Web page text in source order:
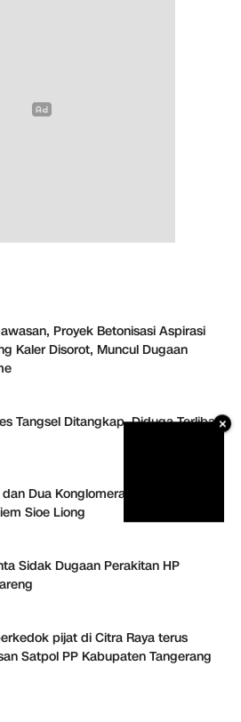
Proyek Betonisasi Aspirasi
Kaler Disorot, Muncul Dugaan
Tangsel Ditangkap, Diduga Terlibat
Dua Konglomerat Indonesia Ong
Sioe Liong
Sidak Dugaan Perakitan HP
pijat di Citra Raya terus
Satpol PP Kabupaten Tangerang
×